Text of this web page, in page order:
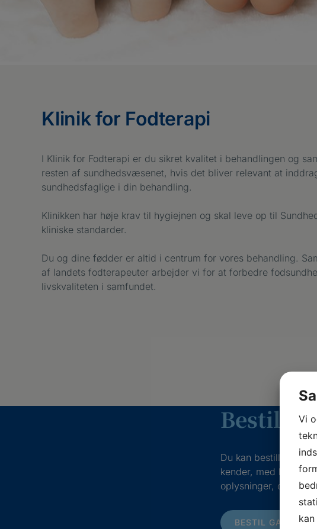
Klinik for Fodterapi
I Klinik for Fodterapi er du sikret kvalitet i behandlingen og
resten af sundhedsvæsenet, hvis det bliver relevant at
sundhedsfaglige i din behandling.
Klinikken har høje krav til hygiejnen og skal leve op til
kliniske standarder.
Du og dine fødder er altid i centrum for vores behandling.
af landets fodterapeuter arbejder vi for at forbedre
livskvaliteten i samfundet.
Bestil et
Du kan bestille et
kender, med bedre
oplysninger, og vi
BESTIL GAVEKORT
Vi